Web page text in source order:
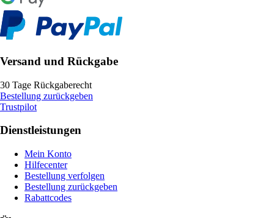
Versand und Rückgabe
30 Tage Rückgaberecht
Bestellung zurückgeben
Trustpilot
Dienstleistungen
Mein Konto
Hilfecenter
Bestellung verfolgen
Bestellung zurückgeben
Rabattcodes